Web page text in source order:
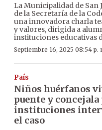
La Municipalidad de San
de la Secretaría de la
una innovadora charla
y valores, dirigida a
instituciones educativas
Septiembre 16, 2025 08:54 p.
País
Niños huérfanos
puente y concejala
instituciones
el caso